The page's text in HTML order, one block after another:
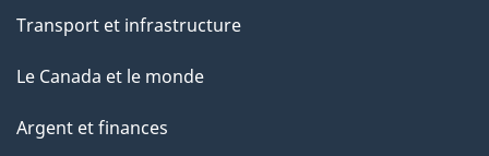
Transport et infrastructure
Le Canada et le monde
Argent et finances